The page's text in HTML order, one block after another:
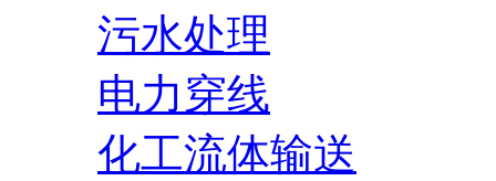
污水处理
电力穿线
化工流体输送